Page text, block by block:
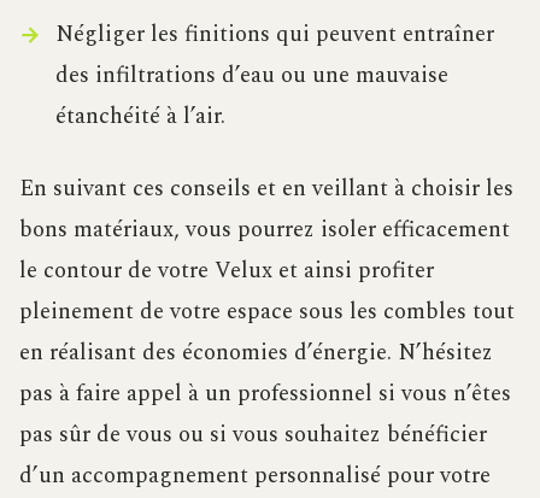
Négliger les finitions qui peuvent entraîner
des infiltrations d’eau ou une mauvaise
étanchéité à l’air.
En suivant ces conseils et en veillant à choisir les
bons matériaux, vous pourrez isoler efficacement
le contour de votre Velux et ainsi profiter
pleinement de votre espace sous les combles tout
en réalisant des économies d’énergie. N’hésitez
pas à faire appel à un professionnel si vous n’êtes
pas sûr de vous ou si vous souhaitez bénéficier
d’un accompagnement personnalisé pour votre